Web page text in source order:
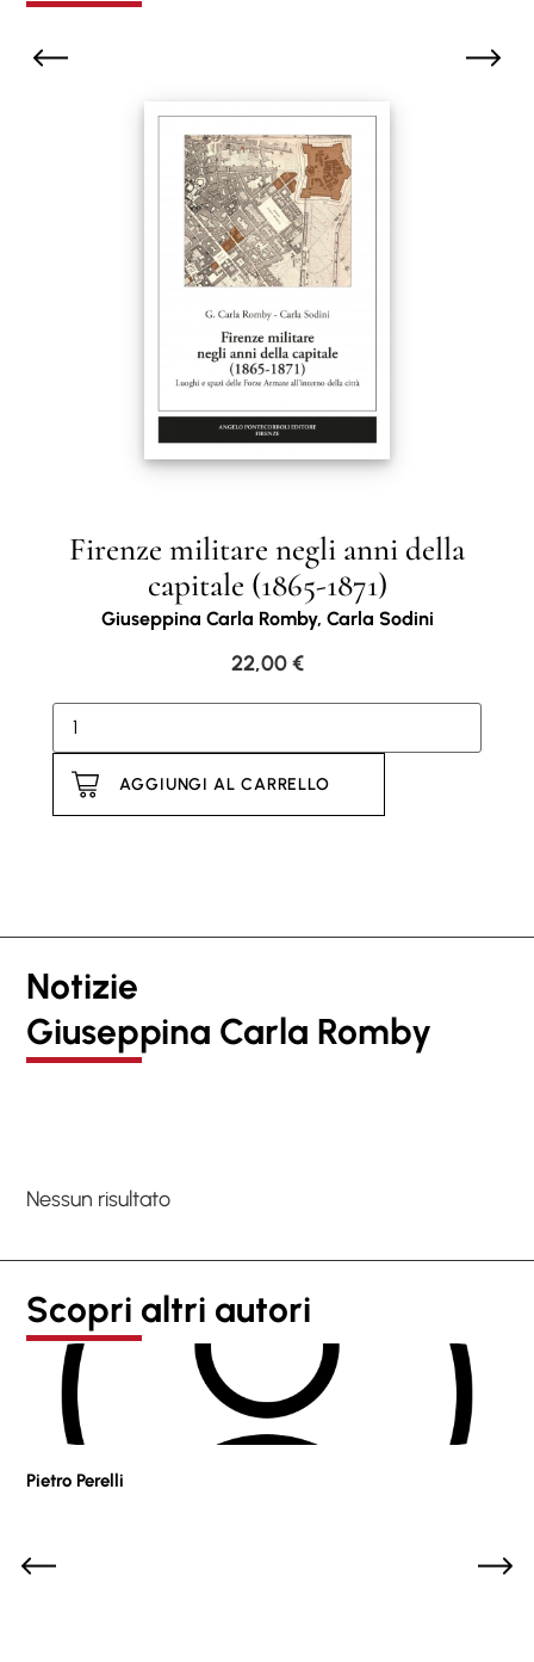
Firenze militare negli anni della
capitale (1865-1871)
Giuseppina Carla Romby, Carla Sodini
22,00€
AGGIUNGI AL CARRELLO
Notizie
Giuseppina Carla Romby
Nessun risultato
Scopri altri autori
Pietro Perelli